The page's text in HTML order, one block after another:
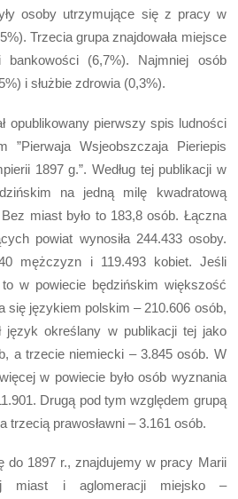
osoby utrzymujące się z pracy w
Trzecia grupa znajdowała miejsce
(6,7%). Najmniej osób
i służbie zdrowia (0,3%).
opublikowany pierwszy spis ludności
”Pierwaja Wsjeobszczaja Pieriepis
1897 g.”. Według tej publikacji w
na jedną milę kwadratową
miast było to 183,8 osób. Łączna
powiat wynosiła 244.433 osoby.
mężczyzn i 119.493 kobiet. Jeśli
w powiecie będzińskim większość
się językiem polskim – 210.606 osób,
język określany w publikacji tej jako
a trzecie niemiecki – 3.845 osób. W
w powiecie było osób wyznania
Drugą pod tym względem grupą
trzecią prawosławni – 3.161 osób.
do 1897 r., znajdujemy w pracy Marii
miast i aglomeracji miejsko –